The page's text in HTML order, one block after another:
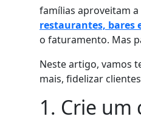
famílias aproveitam
restaurantes, bares
o faturamento. Mas
Neste artigo, vamos
mais, fidelizar
1. Crie um